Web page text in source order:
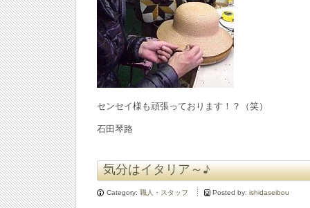
センセイ様も頑張っております！？（笑）
石田琴路
気分はイタリア～♪
Category: 職人・スタッフ Posted by: ishidaseibou